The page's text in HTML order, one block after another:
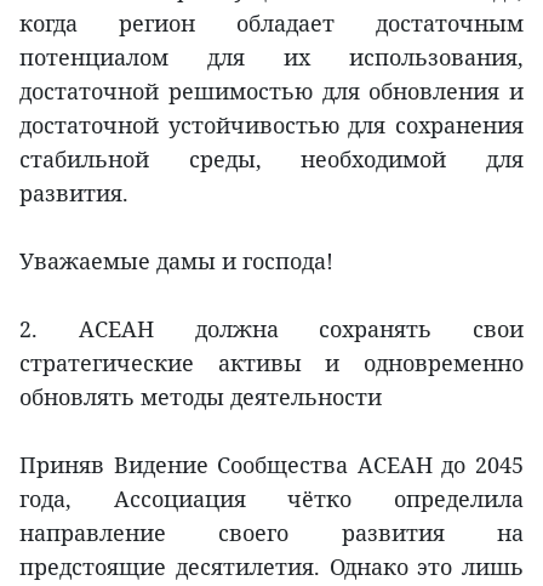
когда регион обладает достаточным
потенциалом для их использования,
достаточной решимостью для обновления и
достаточной устойчивостью для сохранения
стабильной среды, необходимой для
развития.
Уважаемые дамы и господа!
2. АСЕАН должна сохранять свои
стратегические активы и одновременно
обновлять методы деятельности
Приняв Видение Сообщества АСЕАН до 2045
года, Ассоциация чётко определила
направление своего развития на
предстоящие десятилетия. Однако это лишь